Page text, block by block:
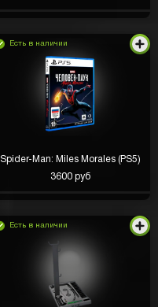
Есть в наличии
Spider-Man: Miles Morales (PS5)
3600 руб
Есть в наличии